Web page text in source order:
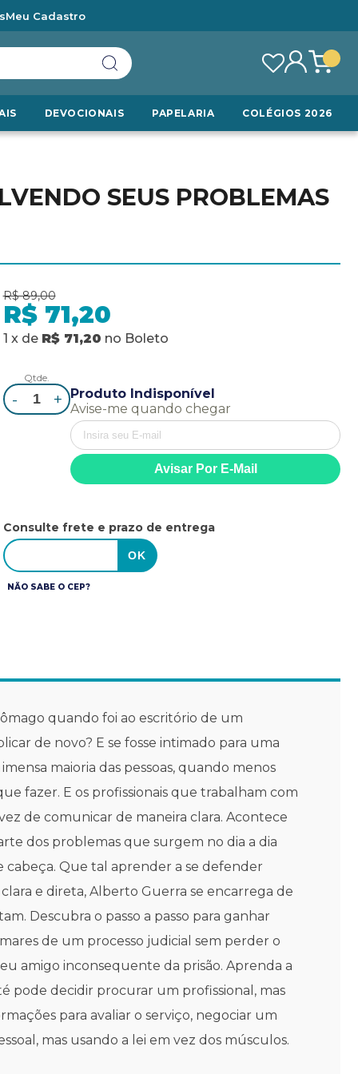
Meu Cadastro
DEVOCIONAIS PAPELARIA COLÉGIOS 2026
SEUS PROBLEMAS
R$ 89,00
R$ 71,20
1 x de R$ 71,20 no Boleto
Qtde.
- +
Produto Indisponível
Avise-me quando chegar
Consulte frete e prazo de entrega
NÃO SABE O CEP?
quando foi ao escritório de um
de novo? E se fosse intimado para uma
maioria das pessoas, quando menos
fazer. E os profissionais que trabalham com
de comunicar de maneira clara. Acontece
dos problemas que surgem no dia a dia
cabeça. Que tal aprender a se defender
e direta, Alberto Guerra se encarrega de
Descubra o passo a passo para ganhar
de um processo judicial sem perder o
amigo inconsequente da prisão. Aprenda a
pode decidir procurar um profissional, mas
para avaliar o serviço, negociar um
mas usando a lei em vez dos músculos.